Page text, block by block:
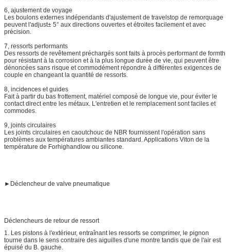
6, ajustement de voyage
Les boulons externes indépendants d'ajustement de travelstop de remorquage
peuvent l'adjust± 5° aux directions ouvertes et étroites facilement et avec
précision.
7, ressorts performants
Des ressorts de revêtement préchargés sont faits à procès performant de formth
pour résistant à la corrosion et à la plus longue durée de vie, qui peuvent être
dénoncées sans risque et commodément répondre à différentes exigences de
couple en changeant la quantité de ressorts.
8, incidences et guides
Fait à partir du bas frottement, matériel composé de longue vie, pour éviter le
contact direct entre les métaux. L'entretien et le remplacement sont faciles et
commodes.
9, joints circulaires
Les joints circulaires en caoutchouc de NBR fournissent l'opération sans
problèmes aux températures ambiantes standard. Applications Viton de la
température de Forhighandlow ou silicone.
► Déclencheur de valve pneumatique
Déclencheurs de retour de ressort
1. Les pistons à l'extérieur, entraînant les ressorts se comprimer, le pignon
tourne dans le sens contraire des aiguilles d'une montre tandis que de l'air est
épuisé du B. gauche.